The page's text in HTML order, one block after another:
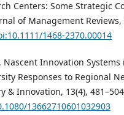
Centers: Some Strategic
of Management Reviews,
1468-2370.00014
Nascent Innovation
Responses to Regional
& Innovation, 13(4),
13662710601032903